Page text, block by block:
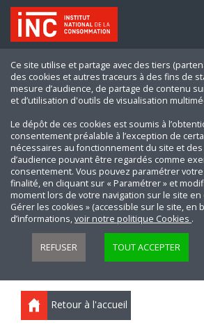
Ce site utilise et partage avec des tiers
des cookies et autres traceurs à des fins de
mesure d’audience, de partage de contenu
et d’utilisation d'outils de visualisation
Le dépôt de ces cookies est soumis à
consentement préalable à l’exception de
nécessaires au fonctionnement du site et
d’audience pouvant être regardés comme
consentement. Vous pouvez paramétrer
finalité, en cliquant sur « Paramétrer » et
moment lors de votre navigation sur le site en
Gérer les cookies » (accessible sur le site, en
d’informations,voir notre politique Cookies .
REFUSER TOUT ACCEPTER
Retour à l'accueil